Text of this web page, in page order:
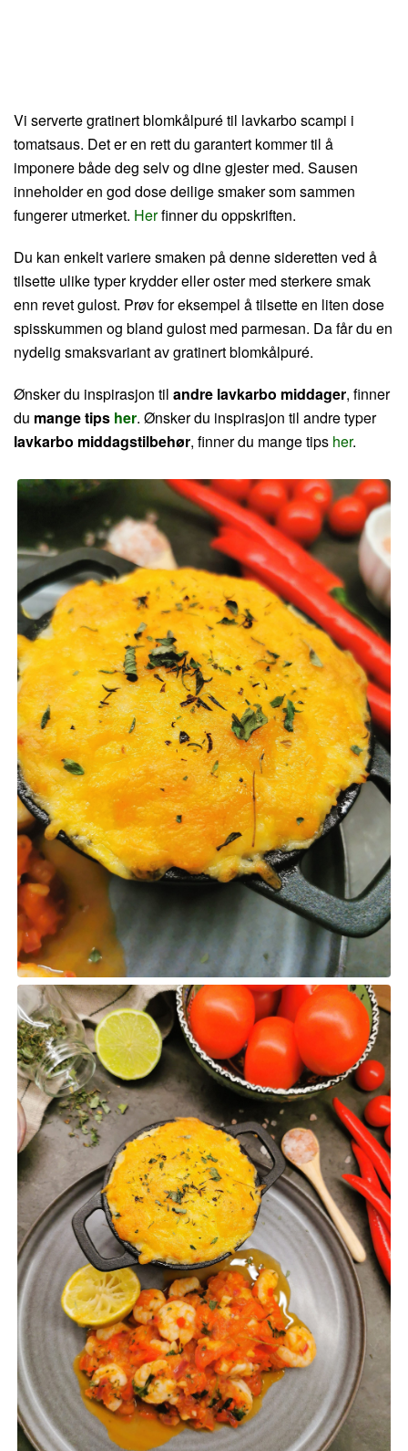
Vi serverte gratinert blomkålpuré til lavkarbo scampi i
tomatsaus. Det er en rett du garantert kommer til å
imponere både deg selv og dine gjester med. Sausen
inneholder en god dose deilige smaker som sammen
fungerer utmerket. Herfinner du oppskriften.
Du kan enkelt variere smaken på denne sideretten ved å
tilsette ulike typer krydder eller oster med sterkere smak
enn revet gulost. Prøv for eksempel å tilsette en liten dose
spisskummen og bland gulost med parmesan. Da får du en
nydelig smaksvariant av gratinert blomkålpuré.
Ønsker du inspirasjon til andre lavkarbo middager, finner
du mange tips her. Ønsker du inspirasjon til andre typer
lavkarbo middagstilbehør, finner du mange tips her.